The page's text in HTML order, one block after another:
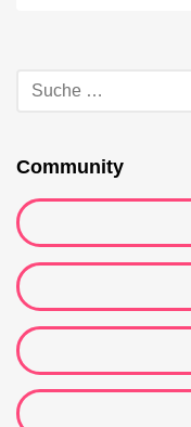
Community